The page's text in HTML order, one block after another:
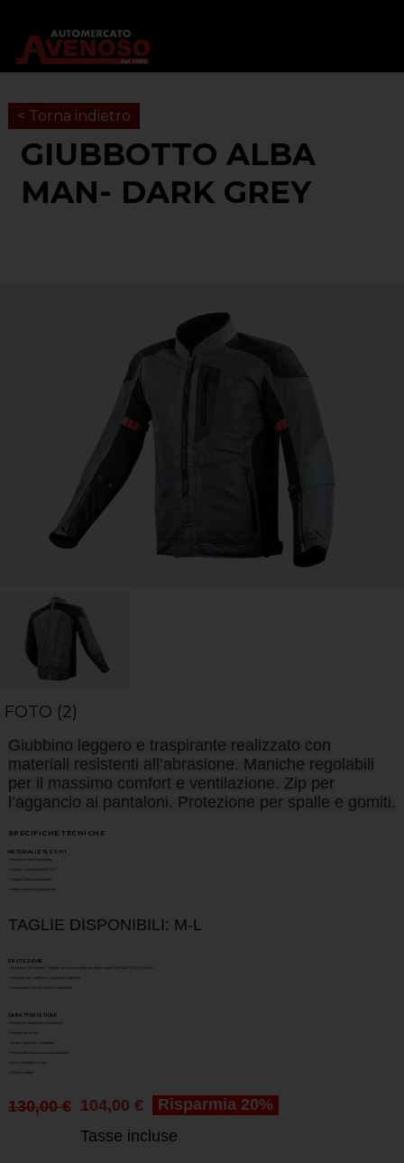
< Torna indietro
GIUBBOTTO ALBA
MAN- DARK GREY
FOTO (2)
Giubbino leggero e traspirante realizzato con
materiali resistenti all’abrasione. Maniche regolabili
per il massimo comfort e ventilazione. Zip per
l’aggancio ai pantaloni. Protezione per spalle e gomiti.
SPECIFICHE TECNICHE
MATERIALI E TESSUTI
• Tessuto in mesh diamantato
• Tessuto in poliestere 600D 92T
• Tessuto Ripstop (poliestere)
• Fodera interna fissa Monostrato
TAGLIE DISPONIBILI: M-L
PROTEZIONE
• Protezioni CE rimovibili, morbide ed a rilascio lento per spalle e gomiti (EN1621-1: 2012 livello 1)
• Protezioni per i gomiti con 2 posizioni regolabili
• Paraschiena LS2 851 livello 2 (opzionale)
CARATTERISTICHE
• Bottone di regolazione sulla manica
• Regolazioni in vita
• Zip per l’aggancio ai pantaloni
• Polsino della manica con zip regolabile
• 1 tasca sul petto con zip
• 2 tasche interne
130,00 € 104,00 €
Risparmia 20%
Tasse incluse